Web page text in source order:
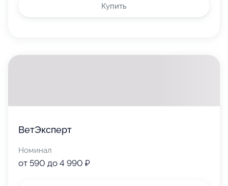
Купить
ВетЭксперт
Номинал
от 590 до 4 990 ₽